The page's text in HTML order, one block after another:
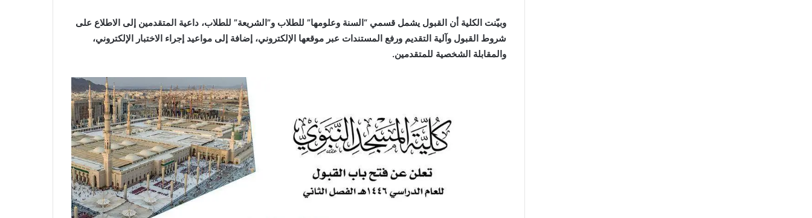
وبيّنت الكلية أن القبول يشمل قسمي “السنة وعلومها” للطلاب و”الشريعة” للطلاب، داعية المتقدمين إلى الاطلاع على
شروط القبول وآلية التقديم ورفع المستندات عبر موقعها الإلكتروني، إضافة إلى مواعيد إجراء الاختبار الإلكتروني،
والمقابلة الشخصية للمتقدمين.